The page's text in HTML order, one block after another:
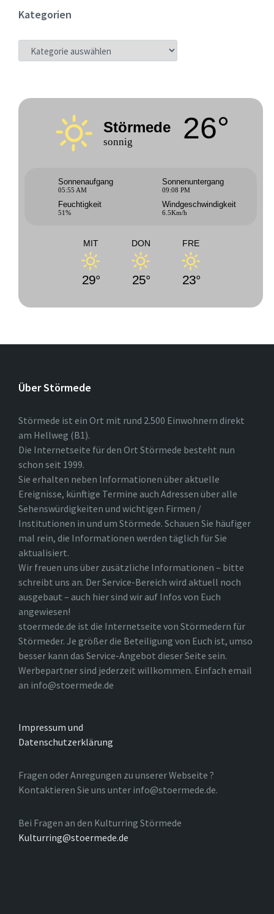
Kategorien
KATEGORIEN
Störmede
sonnig 26°
Sonnenaufgang
05:55 AM
Sonnenuntergang
09:08 PM
Feuchtigkeit
51%
Windgeschwindigkeit
6.5Km/h
MIT
29°
DON
25°
FRE
23°
Über Störmede
Störmede ist ein Ort mit rund 2.500 Einwohnern direkt
am Hellweg (B1).
Die Internetseite für den Ort Störmede besteht nun
schon seit 1999.
Sie erhalten neben Informationen über aktuelle
Ereignisse, künftige Termine auch Adressen über alle
Sehenswürdigkeiten und wichtigen Firmen /
Institutionen in und um Störmede. Schauen Sie häufiger
mal rein, die Informationen werden täglich für Sie
aktualisiert.
Wir freuen uns über zusätzliche Informationen – bitte
schreibt uns an. Der Service-Bereich wird aktuell noch
ausgebaut – auch hier sind wir auf Infos von Euch
angewiesen!
stoermede.de ist die Internetseite von Störmedern für
Störmeder. Je größer die Beteiligung von Euch ist, umso
besser kann das Service-Angebot dieser Seite sein.
Werbepartner sind jederzeit willkommen. Einfach email
an info@stoermede.de
Impressum und
Datenschutzerklärung
Fragen oder Anregungen zu unserer Webseite ?
Kontaktieren Sie uns unter info@stoermede.de.
Bei Fragen an den Kulturring Störmede
Kulturring@stoermede.de